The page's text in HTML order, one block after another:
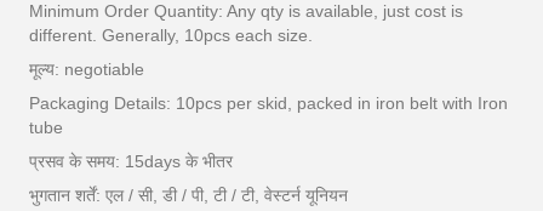
Minimum Order Quantity: Any qty is available, just cost is
different. Generally, 10pcs each size.
मूल्य: negotiable
Packaging Details: 10pcs per skid, packed in iron belt with Iron
tube
प्रसव के समय: 15days के भीतर
भुगतान शर्तें: एल / सी, डी / पी, टी / टी, वेस्टर्न यूनियन